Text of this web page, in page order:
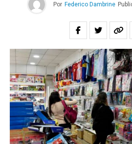
Por Federico Dambrine